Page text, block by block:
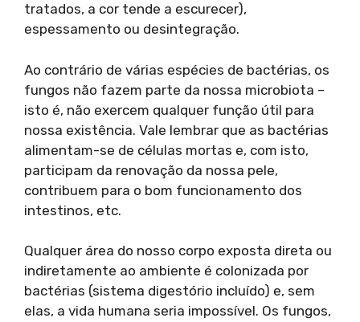
tratados, a cor tende a escurecer),
espessamento ou desintegração.
Ao contrário de várias espécies de bactérias, os
fungos não fazem parte da nossa microbiota –
isto é, não exercem qualquer função útil para
nossa existência. Vale lembrar que as bactérias
alimentam-se de células mortas e, com isto,
participam da renovação da nossa pele,
contribuem para o bom funcionamento dos
intestinos, etc.
Qualquer área do nosso corpo exposta direta ou
indiretamente ao ambiente é colonizada por
bactérias (sistema digestório incluído) e, sem
elas, a vida humana seria impossível. Os fungos,